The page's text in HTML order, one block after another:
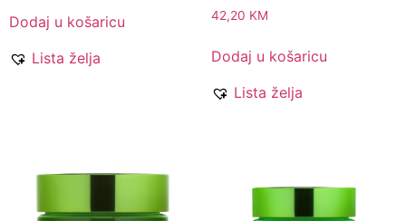
Dodaj u košaricu
Lista želja
42,20 KM
Dodaj u košaricu
Lista želja